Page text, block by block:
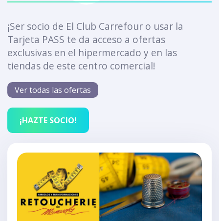
¡Ser socio de El Club Carrefour o usar la
Tarjeta PASS te da acceso a ofertas
exclusivas en el hipermercado y en las
tiendas de este centro comercial!
Ver todas las ofertas
¡HAZTE SOCIO!